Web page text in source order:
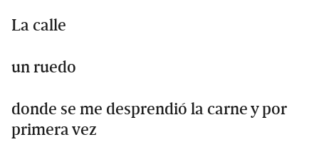
La calle
un ruedo
donde se me desprendió la carne y por
primera vez